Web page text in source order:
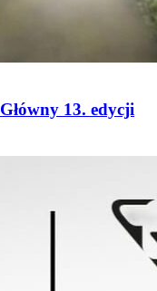
13. edycji